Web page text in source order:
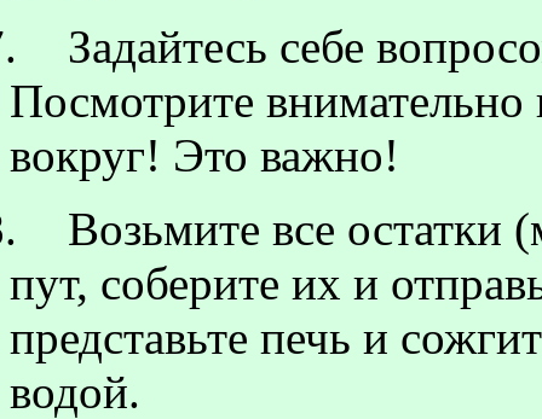
Задайтесь себе
Посмотрите внимательно
вокруг! Это важно!
Возьмите все остатки
пут, соберите их и
представьте печь и
водой.